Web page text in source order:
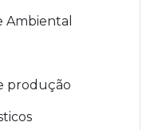
Ambiental
produção